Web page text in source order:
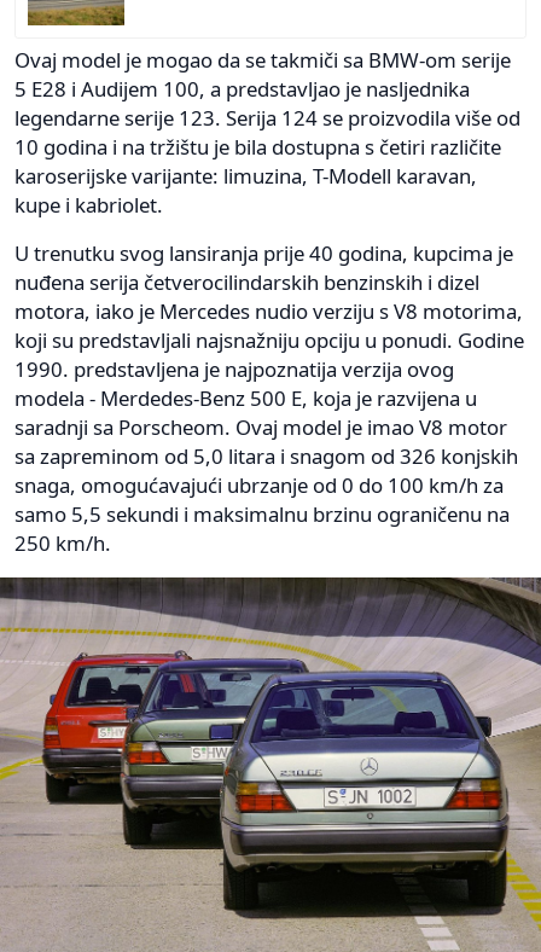
Ovaj model je mogao da se takmiči sa BMW-om serije
5 E28 i Audijem 100, a predstavljao je nasljednika
legendarne serije 123. Serija 124 se proizvodila više od
10 godina i na tržištu je bila dostupna s četiri različite
karoserijske varijante: limuzina, T-Modell karavan,
kupe i kabriolet.
U trenutku svog lansiranja prije 40 godina, kupcima je
nuđena serija četverocilindarskih benzinskih i dizel
motora, iako je Mercedes nudio verziju s V8 motorima,
koji su predstavljali najsnažniju opciju u ponudi. Godine
1990. predstavljena je najpoznatija verzija ovog
modela - Merdedes-Benz 500 E, koja je razvijena u
saradnji sa Porscheom. Ovaj model je imao V8 motor
sa zapreminom od 5,0 litara i snagom od 326 konjskih
snaga, omogućavajući ubrzanje od 0 do 100 km/h za
samo 5,5 sekundi i maksimalnu brzinu ograničenu na
250 km/h.